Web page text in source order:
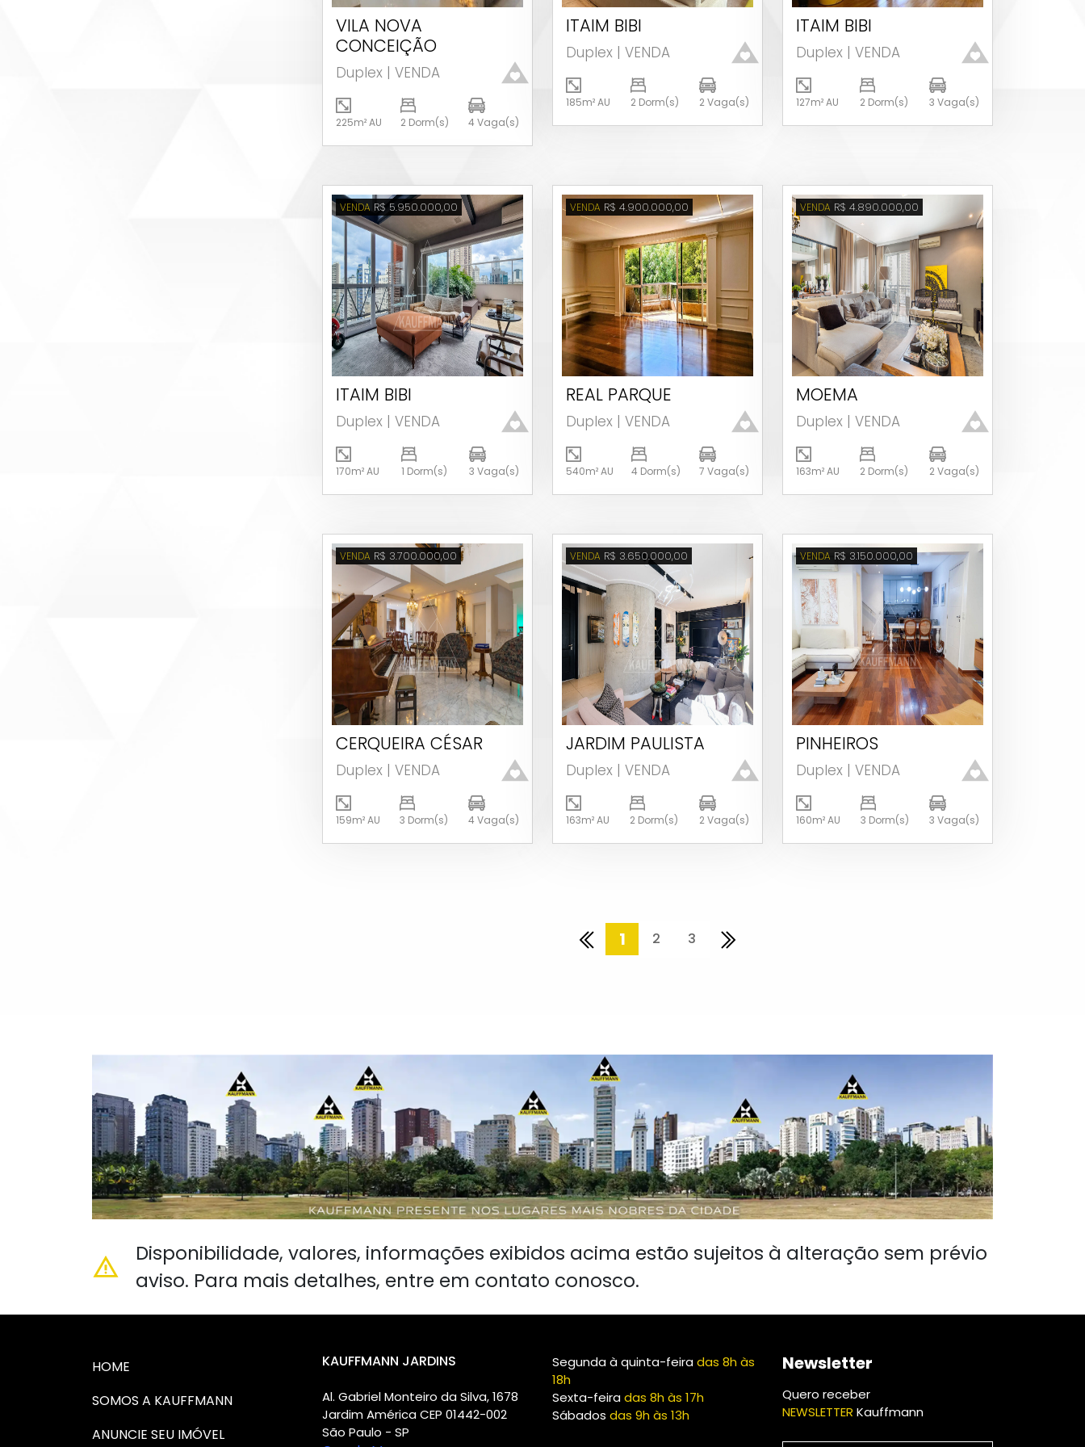
Ver detalhes
VILA NOVA
CONCEIÇÃO
Duplex | VENDA
225m² AU 2 Dorm(s) 4 Vaga(s)
Ver detalhes
ITAIM BIBI
Duplex | VENDA
185m² AU 2 Dorm(s) 2 Vaga(s)
Ver detalhes
ITAIM BIBI
Duplex | VENDA
127m² AU 2 Dorm(s) 3 Vaga(s)
VENDA R$ 5.950.000,00
Ver detalhes
ITAIM BIBI
Duplex | VENDA
170m² AU 1 Dorm(s) 3 Vaga(s)
VENDA R$ 4.900.000,00
Ver detalhes
REAL PARQUE
Duplex | VENDA
540m² AU 4 Dorm(s) 7 Vaga(s)
VENDA R$ 4.890.000,00
Ver detalhes
MOEMA
Duplex | VENDA
163m² AU 2 Dorm(s) 2 Vaga(s)
VENDA R$ 3.700.000,00
Ver detalhes
CERQUEIRA CÉSAR
Duplex | VENDA
159m² AU 3 Dorm(s) 4 Vaga(s)
VENDA R$ 3.650.000,00
Ver detalhes
JARDIM PAULISTA
Duplex | VENDA
163m² AU 2 Dorm(s) 2 Vaga(s)
VENDA R$ 3.150.000,00
Ver detalhes
PINHEIROS
Duplex | VENDA
160m² AU 3 Dorm(s) 3 Vaga(s)
1 2 3
Disponibilidade, valores, informações exibidos acima estão sujeitos à alteração sem prévio
aviso. Para mais detalhes, entre em contato conosco.
HOME
SOMOS A KAUFFMANN
ANUNCIE SEU IMÓVEL
KAUFFMANN JARDINS
Al. Gabriel Monteiro da Silva, 1678
Jardim América CEP 01442-002
São Paulo - SP
Segunda à quinta-feiradas 8h às
18h
Sexta-feiradas 8h às 17h
Sábados das 9h às 13h
Newsletter
Quero receber
NEWSLETTER Kauffmann